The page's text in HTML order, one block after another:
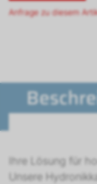
Anfrage zu diesem
Ihre Lösung für
Unsere